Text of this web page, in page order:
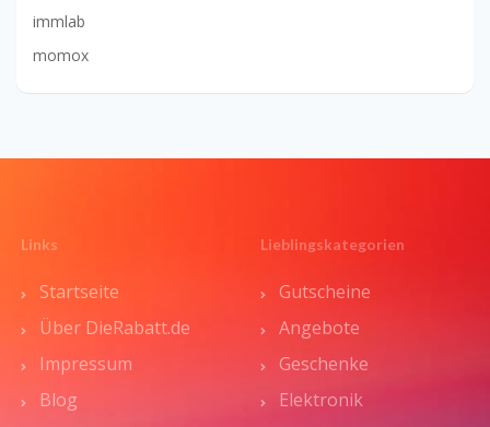
immlab
momox
Links
Startseite
Über DieRabatt.de
Impressum
Blog
Lieblingskategorien
Gutscheine
Angebote
Geschenke
Elektronik